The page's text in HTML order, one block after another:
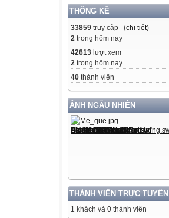
THỐNG KÊ
33859 truy cập (chi tiết)
2 trong hôm nay
42613 lượt xem
2 trong hôm nay
40 thành viên
ẢNH NGẪU NHIÊN
THÀNH VIÊN TRỰC TUYẾN
1 khách và 0 thành viên